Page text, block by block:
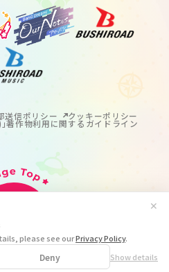
please see ourPrivacy Policy.
Deny Show details
✕
送信ポリシー クッキーポリシー
著作物利用に関するガイドライン
ト等のすべてのコンテンツの
載を禁じます。
Project